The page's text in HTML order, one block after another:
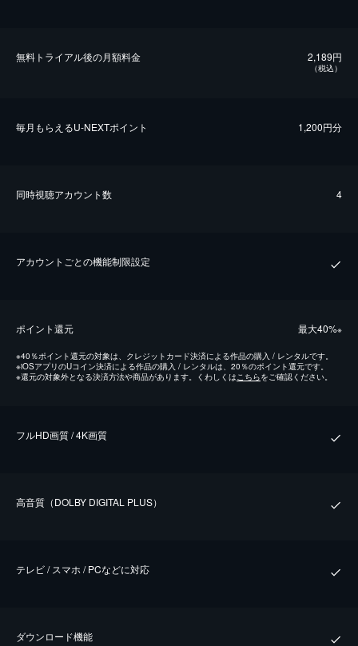
無料トライアル後の⽉額料金 2,189円
（税込）
毎⽉もらえるU-NEXTポイント 1,200円分
同時視聴アカウント数 4
アカウントごとの機能制限設定
ポイント還元 最⼤40%※
※40％ポイント還元の対象は、クレジットカード決済による作品の購入 / レンタルです。
※iOSアプリのUコイン決済による作品の購入 / レンタルは、20％のポイント還元です。
※還元の対象外となる決済方法や商品があります。くわしくはこちらをご確認ください。
フルHD画質 / 4K画質
⾼⾳質（DOLBY DIGITAL PLUS）
テレビ / スマホ / PCなどに対応
ダウンロード機能